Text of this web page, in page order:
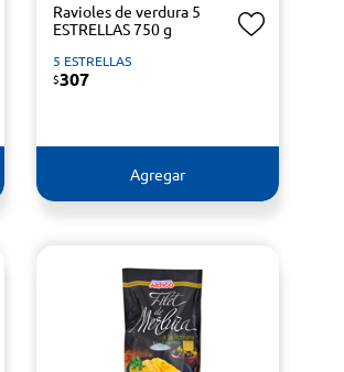
Ravioles de verdura 5
ESTRELLAS 750 g
5 ESTRELLAS
$307
Agregar